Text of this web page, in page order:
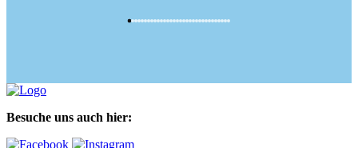
Besuche uns auch hier: